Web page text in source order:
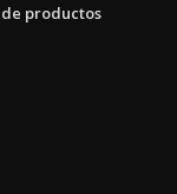
productos